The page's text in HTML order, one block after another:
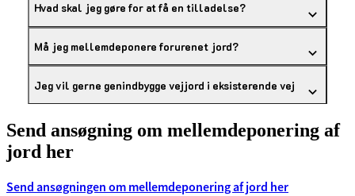
Hvad skal jeg gøre for at få en tilladelse?
Må jeg mellemdeponere forurenet jord?
Jeg vil gerne genindbygge vejjord i eksisterende vej
Send ansøgning om mellemdeponering af
jord her
Send ansøgningen om mellemdeponering af jord her